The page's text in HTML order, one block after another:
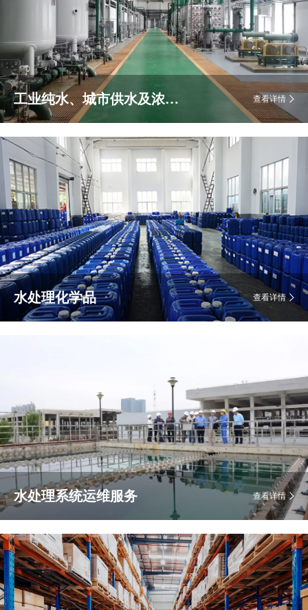
工业纯水、城市供水及浓水回用系统 查看详情
水处理化学品 查看详情
水处理系统运维服务 查看详情